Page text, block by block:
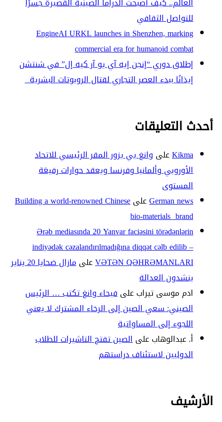
للتواصل الثقافي
EngineAI URKL launches in Shenzhen, marking
commercial era for humanoid combat
إطلاق دوري “إنجن إيه آي يو آر كيه إل” في شنتشن
إيذانًا ببدء العصر التجاري لقتال الروبوتات البشرية
أحدث التعليقات
Kikmaعلى وانغ يي يزور المقر الرئيسي للاتحاد
الأوروبي وألمانيا وفرنسا ويعقد حوارات رفيعَة
المستوى
German newsعلىBuilding a world-renowned Chinese
bio-materials brand
Ərəb mediasında 20 Yanvar faciəsini törədənlərin
indiyədək cəzalandırılmadığına diqqət cəlb edilib –
VƏTƏN QƏHRƏMANLARIعلى
مازال ضحايا 20 يناير
ينشدون العدالة
ادم موسى تيرابعلىفيحاء وانغ تكتب … الرئيس
الصيني: سعي الصين إلى الرخاء المشترك لا يعني
اللجوء إلى المساواتية
أ. عبدالوهابعلىالصين تفتح التاشيرات للطلاب
الدوليين لاستئناف دراستهم
الأرشيف